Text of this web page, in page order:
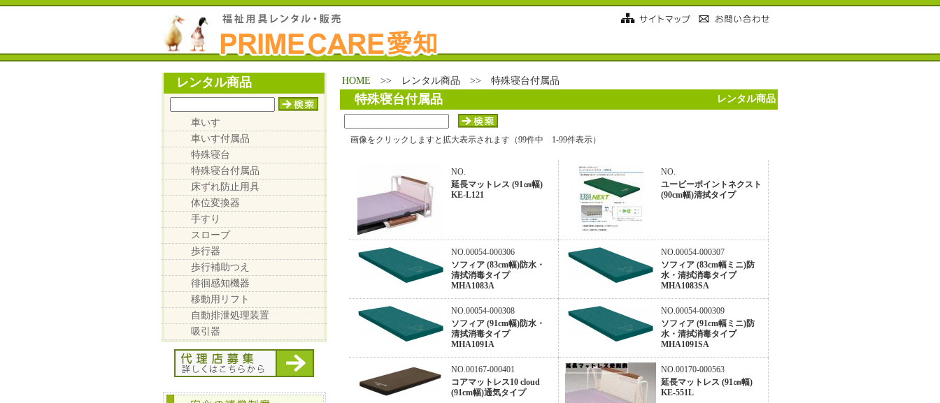
レンタル商品
車いす
車いす付属品
特殊寝台
特殊寝台付属品
床ずれ防止用具
体位変換器
手すり
スロープ
歩行器
歩行補助つえ
徘徊感知機器
移動用リフト
自動排泄処理装置
吸引器
HOME >> レンタル商品 >> 特殊寝台付属品
特殊寝台付属品 レンタル商品
画像をクリックしますと拡大表示されます（99件中 1-99件表示）
NO.
延長マットレス (91㎝幅)
KE-L121
NO.
ユービーポイントネクスト
(90cm幅)清拭タイプ
NO.00054-000306
ソフィア (83cm幅)防水・
清拭消毒タイプ
MHA1083A
NO.00054-000307
ソフィア (83cm幅ミニ)防
水・清拭消毒タイプ
MHA1083SA
NO.00054-000308
ソフィア (91cm幅)防水・
清拭消毒タイプ
MHA1091A
NO.00054-000309
ソフィア (91cm幅ミニ)防
水・清拭消毒タイプ
MHA1091SA
NO.00167-000401
コアマットレス10 cloud
(91cm幅)通気タイプ
NO.00170-000563
延長マットレス (91㎝幅)
KE-551L